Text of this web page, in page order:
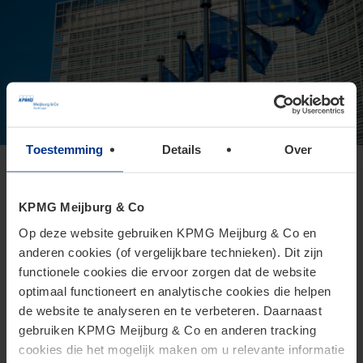
Toestemming Details Over
KPMG Meijburg & Co
Op deze website gebruiken KPMG Meijburg & Co en
anderen cookies (of vergelijkbare technieken). Dit zijn
functionele cookies die ervoor zorgen dat de website
optimaal functioneert en analytische cookies die helpen
de website te analyseren en te verbeteren. Daarnaast
gebruiken KPMG Meijburg & Co en anderen tracking
cookies die het mogelijk maken om u relevante informatie
voorstel voor Direct Tax Omnibus
24 juni 2026
Het Omnibusvoorstel is een ambitieus richtlijnvoorstel dat
beoogt administratieve versoepelingen en
lastenverlichtingen te introduceren voor belastingplichtigen.